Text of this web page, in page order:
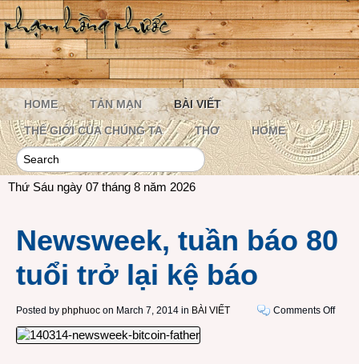
HOME TẢN MẠN BÀI VIẾT
THẾ GIỚI CỦA CHÚNG TA THƠ HOME
Thứ Sáu ngày 07 tháng 8 năm 2026
Newsweek, tuần báo 80
tuổi trở lại kệ báo
Posted by phphuoc on March 7, 2014 in BÀI VIẾT Comments Offon